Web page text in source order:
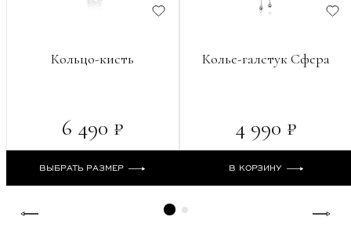
Кольцо-кисть
6 490 ₽
ВЫБРАТЬ РАЗМЕР
Колье-галстук Сфера
4 990 ₽
В КОРЗИНУ